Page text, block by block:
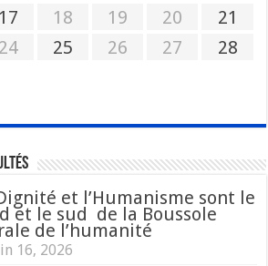
17 18 19 20
21
24 25 26 27
28
et l’Humanisme sont le
et le sud de la Boussole
de l’humanité
16, 2026